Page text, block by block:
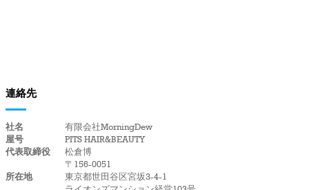
連絡先
社名
有限会社MorningDew
屋号
PITS HAIR&BEAUTY
代表取締役
松倉博
所在地
〒156-0051
東京都世田谷区宮坂3-4-1